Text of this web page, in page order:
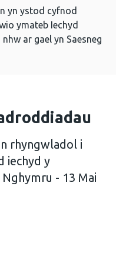
yn ystod cyfnod
ymateb Iechyd
ar gael yn Saesneg
rhyngwladol i
iechyd y
- 13 Mai
gorwelion